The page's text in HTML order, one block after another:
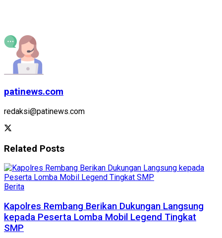
patinews.com
redaksi@patinews.com
Related Posts
Berita
Kapolres Rembang Berikan Dukungan Langsung
kepada Peserta Lomba Mobil Legend Tingkat
SMP